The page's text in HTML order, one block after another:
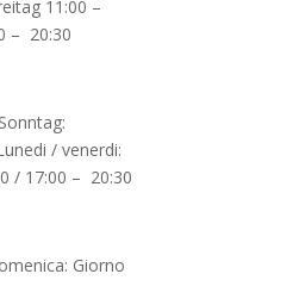
11:00 –
– 20:30
/ venerdi:
/ 17:00 – 20:30
Giorno